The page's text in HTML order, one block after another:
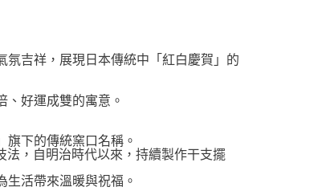
吉祥，展現日本傳統中「紅白慶賀」的
、好運成雙的寓意。
下的傳統窯口名稱。
法，自明治時代以來，持續製作干支擺
活帶來溫暖與祝福。